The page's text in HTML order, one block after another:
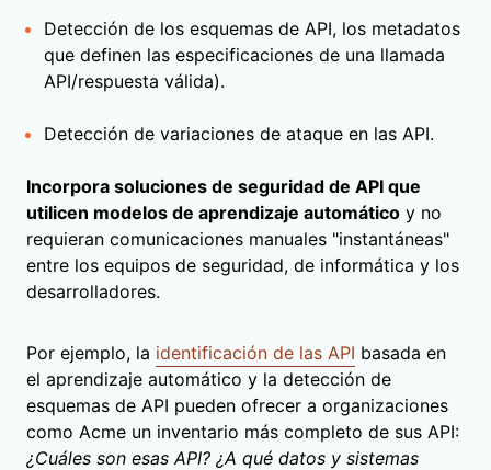
Detección de los esquemas de API, los metadatos
que definen las especificaciones de una llamada
API/respuesta válida).
Detección de variaciones de ataque en las API.
Incorpora soluciones de seguridad de API que
utilicen modelos de aprendizaje automático y no
requieran comunicaciones manuales "instantáneas"
entre los equipos de seguridad, de informática y los
desarrolladores.
Por ejemplo, la identificación de las API basada en
el aprendizaje automático y la detección de
esquemas de API pueden ofrecer a organizaciones
como Acme un inventario más completo de sus API:
¿Cuáles son esas API? ¿A qué datos y sistemas